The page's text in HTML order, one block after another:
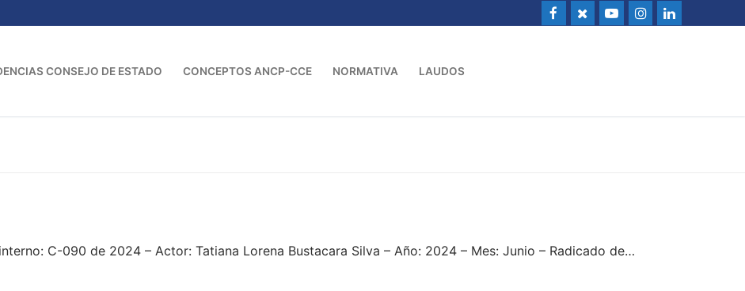
CONSEJO DE ESTADO CONCEPTOS ANCP-CCE NORMATIVA LAUDOS
C-090 de 2024 – Actor: Tatiana Lorena Bustacara Silva – Año: 2024 – Mes: Junio – Radicado de…